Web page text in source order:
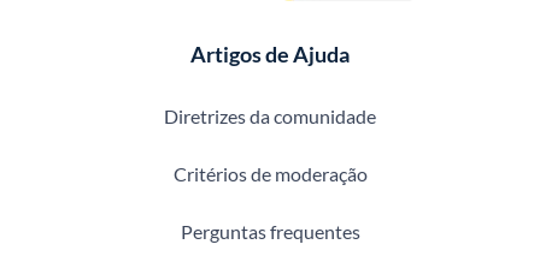
Artigos de Ajuda
Diretrizes da comunidade
Critérios de moderação
Perguntas frequentes